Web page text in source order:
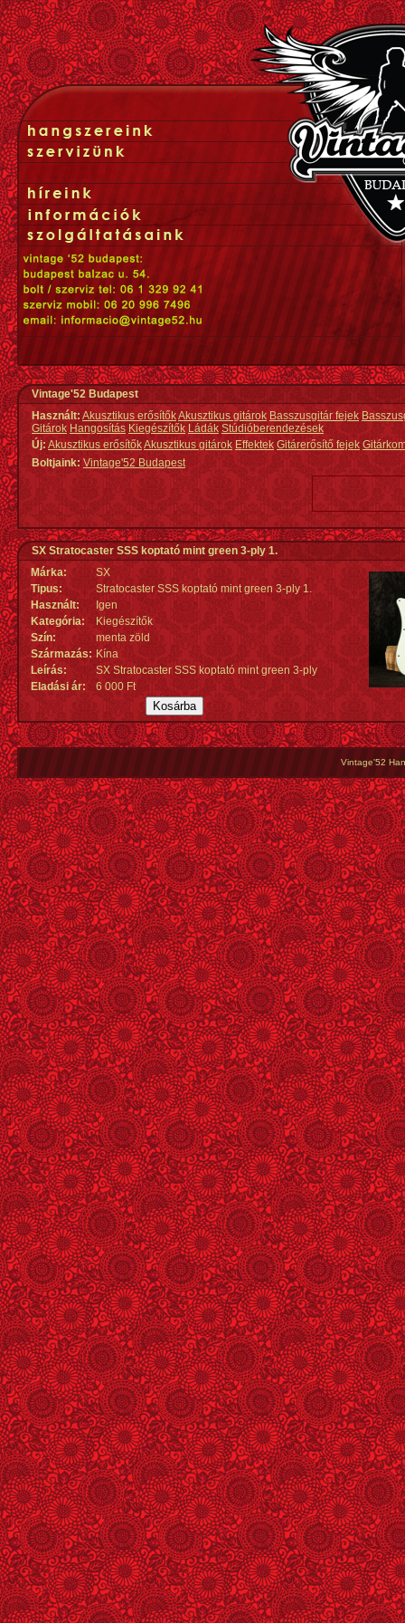
Vintage'52 Budapest
Használt: Akusztikus erősítőkAkusztikus gitárok Basszusgitár fejek
Gitárok Hangosítás Kiegészítők Ládák Stúdióberendezések
Új:Akusztikus erősítőkAkusztikus gitárok Effektek Gitárerősítő fejek
Boltjaink: Vintage'52 Budapest
SX Stratocaster SSS koptató mint green 3-ply 1.
Márka:
SX
Tipus:
Stratocaster SSS koptató mint green 3-ply 1.
Használt:
Igen
Kategória:
Kiegészítők
Szín:
menta zöld
Származás: Kína
Leírás:
SX Stratocaster SSS koptató mint green 3-ply
Eladási ár:
6 000 Ft
Vintage'52